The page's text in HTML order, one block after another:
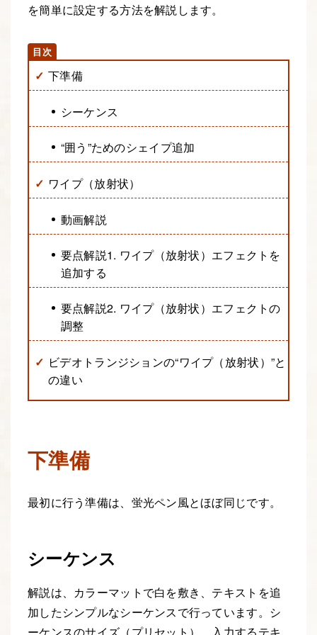
を簡単に設定する方法を解説します。
下準備
シーケンス
“囲う”ためのシェイプ追加
ワイプ（放射状）
動画解説
要点解説1. ワイプ（放射状）エフェクトを
追加する
要点解説2. ワイプ（放射状）エフェクトの
調整
ビデオトランジションの“ワイプ（放射状）”と
の違い
下準備
最初に行う準備は、蛍光ペン風とほぼ同じです。
シーケンス
解説は、カラーマットで白を敷き、テキストを追
加したシンプルなシーケンスで行っています。シ
ーケンスのサイズ（プリセット）、入力するテキ